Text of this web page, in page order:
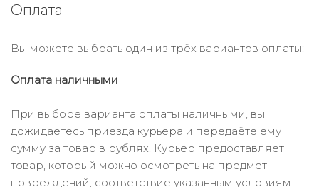
Оплата
Вы можете выбрать один из трёх вариантов оплаты:
Оплата наличными
При выборе варианта оплаты наличными, вы
дожидаетесь приезда курьера и передаёте ему
сумму за товар в рублях. Курьер предоставляет
товар, который можно осмотреть на предмет
повреждений, соответствие указанным условиям.